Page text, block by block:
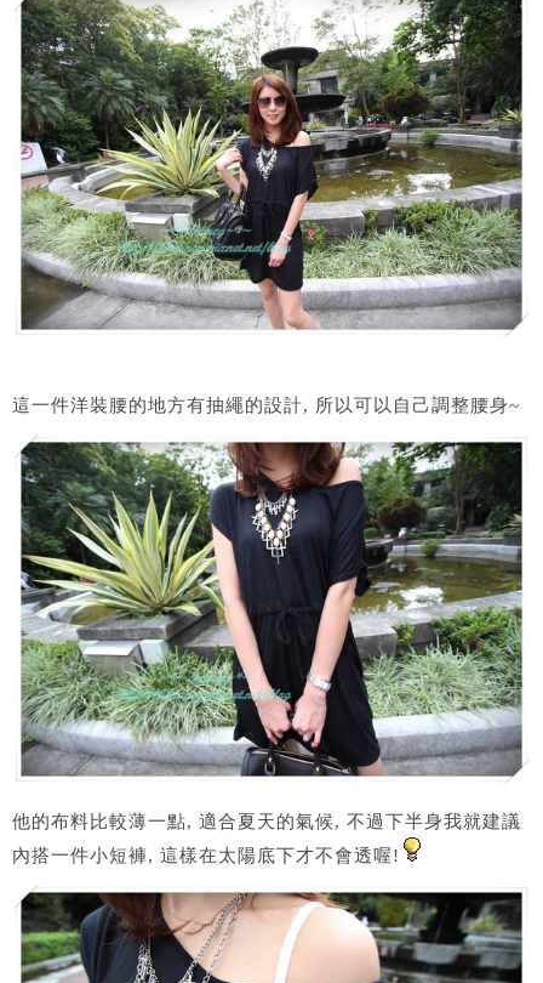
這一件洋裝腰的地方有抽繩的設計, 所以可以自己調整腰身~
他的布料比較薄一點, 適合夏天的氣候, 不過下半身我就建議
內搭一件小短褲, 這樣在太陽底下才不會透喔!